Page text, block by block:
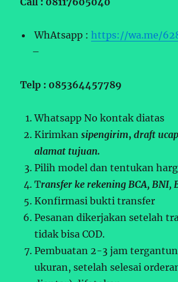
WhAtsapp :https://wa.me/
–
Telp : 085364457789
Whatsapp No kontak diatas
Kirimkansipengirim,draft
alamat tujuan.
Pilih model dan tentukan
Transfer ke rekening BCA, BNI,
Konfirmasi bukti transfer
Pesanan dikerjakan setelah
tidak bisa COD.
Pembuatan 2-3 jam
ukuran, setelah selesai